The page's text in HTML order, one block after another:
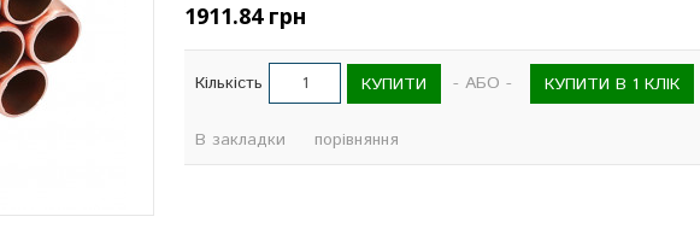
1911.84 грн
Кількість КУПИТИ - АБО - КУПИТИ В 1 КЛІК
В закладки порівняння